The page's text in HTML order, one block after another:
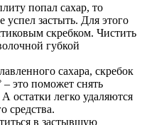
попал сахар, то
успел застыть. Для этого
скребком. Чистить
губкой
сахара, скребок
– это поможет снять
остатки легко удаляются
средства.
в застывшую